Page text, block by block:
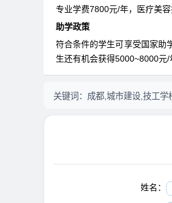
专业学费7800元/年，医疗美容
助学政策
符合条件的学生可享受国家助
生还有机会获得5000~8000元/
关键词： 成都,城市建设,技工学
姓名：